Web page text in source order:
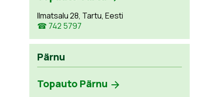
Ilmatsalu 28, Tartu, Eesti
☎ 742 5797
Pärnu
Topauto Pärnu